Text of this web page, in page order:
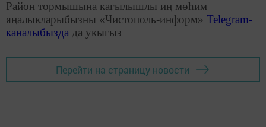
Район тормышына кагылышлы иң мөһим
яңалыкларыбызны «Чистополь-информ» Telegram-
каналыбызда да укыгыз
Перейти на страницу новости